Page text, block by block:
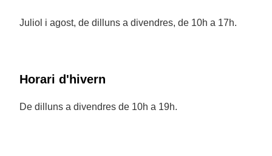
Juliol i agost, de dilluns a divendres, de 10h a 17h.
Horari d'hivern
De dilluns a divendres de 10h a 19h.